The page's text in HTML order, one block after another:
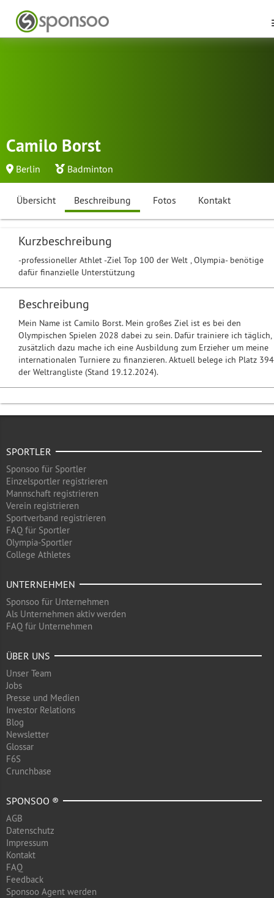
Camilo Borst
Berlin Badminton
Übersicht Beschreibung Fotos Kontakt
Kurzbeschreibung
-professioneller Athlet -Ziel Top 100 der Welt , Olympia- benötige
dafür finanzielle Unterstützung
Beschreibung
Mein Name ist Camilo Borst. Mein großes Ziel ist es bei den
Olympischen Spielen 2028 dabei zu sein. Dafür trainiere ich täglich,
zusätzlich dazu mache ich eine Ausbildung zum Erzieher um meine
internationalen Turniere zu finanzieren. Aktuell belege ich Platz 394
der Weltrangliste (Stand 19.12.2024).
SPORTLER
Sponsoo für Sportler
Einzelsportler registrieren
Mannschaft registrieren
Verein registrieren
Sportverband registrieren
FAQ für Sportler
Olympia-Sportler
College Athletes
UNTERNEHMEN
Sponsoo für Unternehmen
Als Unternehmen aktiv werden
FAQ für Unternehmen
ÜBER UNS
Unser Team
Jobs
Presse und Medien
Investor Relations
Blog
Newsletter
Glossar
F6S
Crunchbase
SPONSOO ®
AGB
Datenschutz
Impressum
Kontakt
FAQ
Feedback
Sponsoo Agent werden